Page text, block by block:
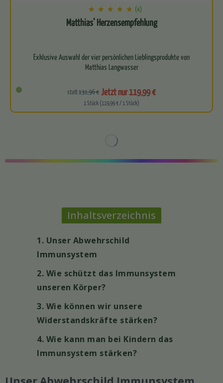
(4)
Matthias‘ Herzensempfehlung
Exklusive Auswahl der vier persönlichen Lieblingsprodukte von
Matthias Langwasser
Kraftvolles Quartett aus…
statt131,96 € Jetzt nur 119,99 €
1 Stück (119,99 € / 1 Stück)
Inhaltsverzeichnis
1. Unser Abwehrschild
Immunsystem
2. Wie schützt das Immunsystem
unseren Körper?
3. Wie können wir unsere
Widerstandskräfte stärken?
4. Wie kann man bei Kindern das
Immunsystem stärken?